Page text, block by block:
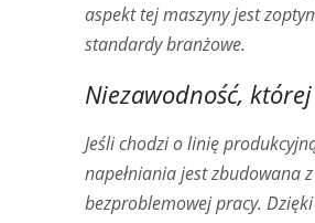
aspekt tej maszyny jest
standardy branżowe.
Niezawodność,
Jeśli chodzi o linię
napełniania jest zbudowana
bezproblemowej pracy.